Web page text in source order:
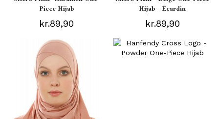
Piece Hijab
kr.89,90
Hijab - Ecardin
kr.89,90